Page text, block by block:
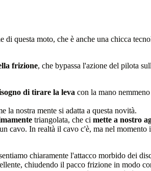
questa moto, che è anche una chicca
frizione, che bypassa l'azione del pilota
di tirare la leva con la mano
la nostra mente si adatta a questa novità.
triangolata, che ci mette a nostro
cavo. In realtà il cavo c'è, ma nel
chiaramente l'attacco morbido dei
chiudendo il pacco frizione in modo